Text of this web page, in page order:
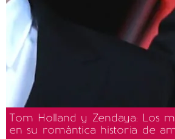
Tom Holland y Zendaya: Los
en su romántica historia de